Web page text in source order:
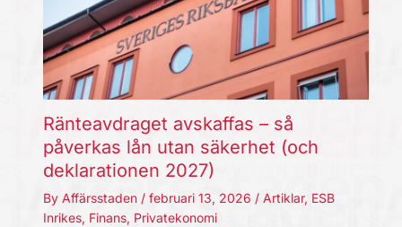
Ränteavdraget avskaffas – så
påverkas lån utan säkerhet (och
deklarationen 2027)
By Affärsstaden / februari 13, 2026 / Artiklar, ESB
Inrikes, Finans, Privatekonomi